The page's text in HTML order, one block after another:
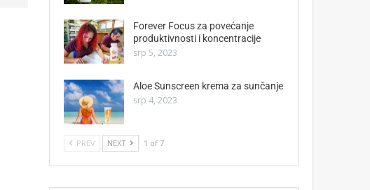
Forever Focus za povećanje
produktivnosti i koncentracije
srp 5, 2023
Aloe Sunscreen krema za sunčanje
srp 4, 2023
PREV NEXT 1 of 7